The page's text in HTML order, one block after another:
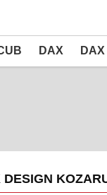
DAX